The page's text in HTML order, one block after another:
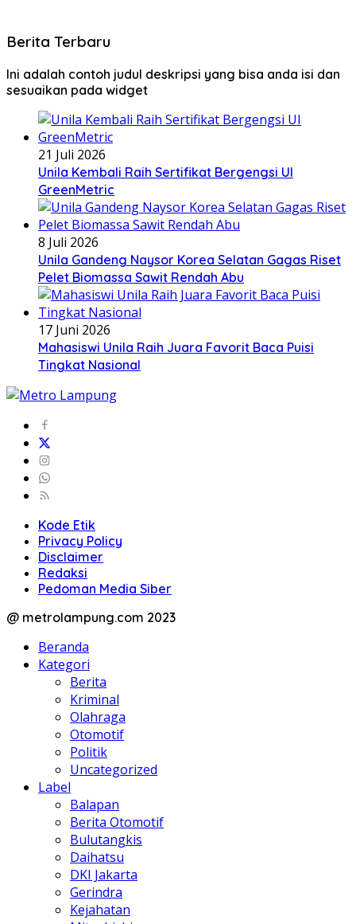
Berita Terbaru
Ini adalah contoh judul deskripsi yang bisa anda isi dan
sesuaikan pada widget
21 Juli 2026
Unila Kembali Raih Sertifikat Bergengsi UI
GreenMetric
8 Juli 2026
Unila Gandeng Naysor Korea Selatan Gagas Riset
Pelet Biomassa Sawit Rendah Abu
17 Juni 2026
Mahasiswi Unila Raih Juara Favorit Baca Puisi
Tingkat Nasional
Kode Etik
Privacy Policy
Disclaimer
Redaksi
Pedoman Media Siber
@ metrolampung.com 2023
Beranda
Kategori
Berita
Kriminal
Olahraga
Otomotif
Politik
Uncategorized
Label
Balapan
Berita Otomotif
Bulutangkis
Daihatsu
DKI Jakarta
Gerindra
Kejahatan